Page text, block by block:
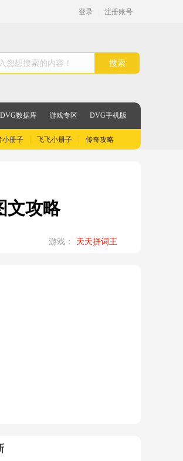
登录 注册账号
搜索
DVG数据库 游戏专区 DVG手机版
小册子 飞飞小册子 传奇攻略
文攻略
游戏： 天天拼词王